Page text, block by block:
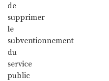
de
supprimer
le
subventionnement
du
service
public